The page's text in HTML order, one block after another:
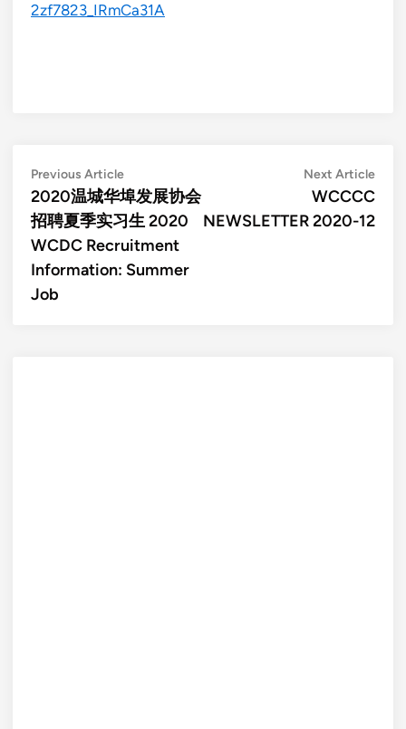
2zf7823_IRmCa31A
Post
navigation
Previous ArticlePrevious
article:
2020温城华埠发展协会
招聘夏季实习生 2020
WCDC Recruitment
Information: Summer
Job
Next ArticleNext
WCCCC
NEWSLETTER 2020-12